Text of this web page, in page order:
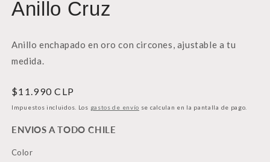
una
ventana
Anillo Cruz
Anillo enchapado en oro con circones, ajustable a tu
medida.
Precio
habitual
$11.990 CLP
Impuestos incluidos. Los gastos de envío se calculan en la pantalla de pago.
ENVIOS A TODO CHILE
Color